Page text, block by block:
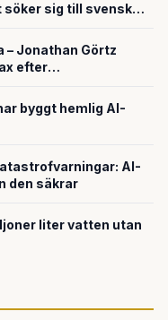
sig till svensk
– Jonathan Görtz
efter
byggt hemlig AI-
AI-
den säkrar
liter vatten utan